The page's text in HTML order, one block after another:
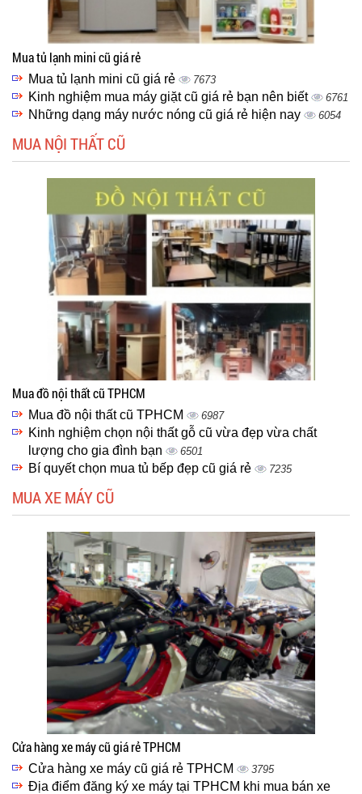
Mua tủ lạnh mini cũ giá rẻ
Mua tủ lạnh mini cũ giá rẻ 7673
Kinh nghiệm mua máy giặt cũ giá rẻ bạn nên biết 6761
Những dạng máy nước nóng cũ giá rẻ hiện nay 6054
MUA NỘI THẤT CŨ
Mua đồ nội thất cũ TPHCM
Mua đồ nội thất cũ TPHCM 6987
Kinh nghiệm chọn nội thất gỗ cũ vừa đẹp vừa chất
lượng cho gia đình bạn
6501
Bí quyết chọn mua tủ bếp đẹp cũ giá rẻ 7235
MUA XE MÁY CŨ
Cửa hàng xe máy cũ giá rẻ TPHCM
Cửa hàng xe máy cũ giá rẻ TPHCM 3795
Địa điểm đăng ký xe máy tại TPHCM khi mua bán xe